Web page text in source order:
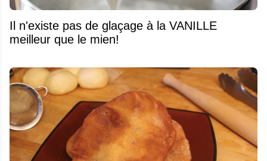
Il n'existe pas de glaçage à la VANILLE
meilleur que le mien!